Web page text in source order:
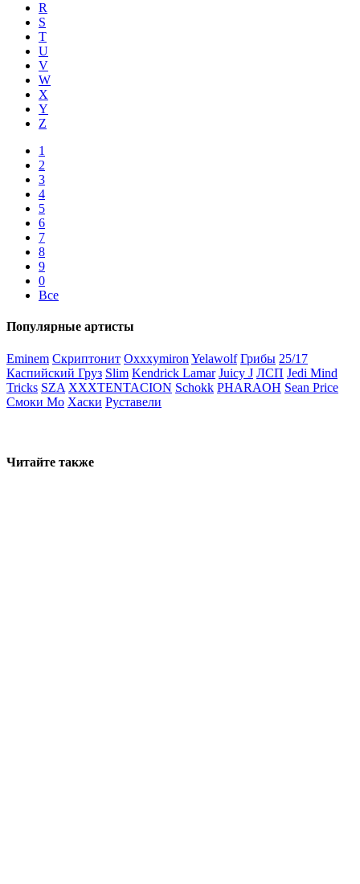
R
S
T
U
V
W
X
Y
Z
1
2
3
4
5
6
7
8
9
0
Все
Популярные артисты
Eminem Скриптонит Oxxxymiron Yelawolf Грибы 25/17
Каспийский Груз Slim Kendrick Lamar Juicy J ЛСП Jedi Mind
Tricks SZA XXXTENTACION Schokk PHARAOH Sean Price
Смоки Мо Хаски Руставели
Читайте также